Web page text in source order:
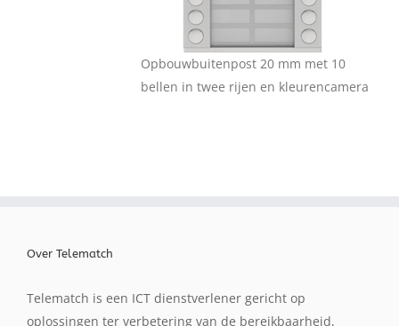
Opbouwbuitenpost 20 mm met 10
bellen in twee rijen en kleurencamera
Over Telematch
Telematch is een ICT dienstverlener gericht op
oplossingen ter verbetering van de bereikbaarheid,